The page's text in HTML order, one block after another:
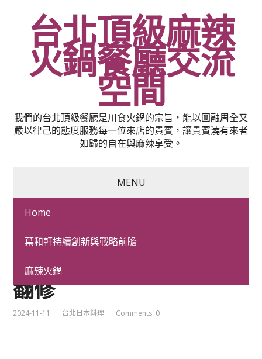
台北頂級麻辣
火鍋餐廳交流
空間
我們的台北頂級餐廳是川食火鍋的宗旨，能以圓融周全又
嚴以律己的態度服務每一位來店的貴賓，讓貴賓澆有來者
如歸的自在與麻辣享受。
MENU
Home
葉和軒持續創新與戰略前瞻
麻辣火鍋
林口當舖辦理嘉義土地借
款在地岩板餐桌資金廚房
翻修
2024-11-11 台北日本料理 Comments: 0